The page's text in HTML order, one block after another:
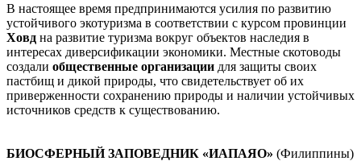
В настоящее время предпринимаются усилия по развитию
устойчивого экотуризма в соответствии с курсом провинции
Ховд на развитие туризма вокруг объектов наследия в
интересах диверсификации экономики. Местные скотоводы
создали общественные организации для защиты своих
пастбищ и дикой природы, что свидетельствует об их
приверженности сохранению природы и наличии устойчивых
источников средств к существованию.
БИОСФЕРНЫЙ ЗАПОВЕДНИК «ИАПАЯО» (Филиппины)